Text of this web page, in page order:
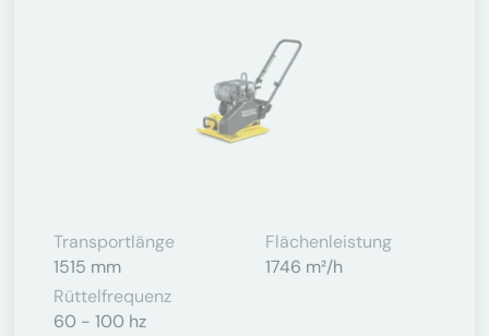
Transportlänge
1515 mm
Flächenleistung
1746 m²/h
Rüttelfrequenz
60 - 100 hz